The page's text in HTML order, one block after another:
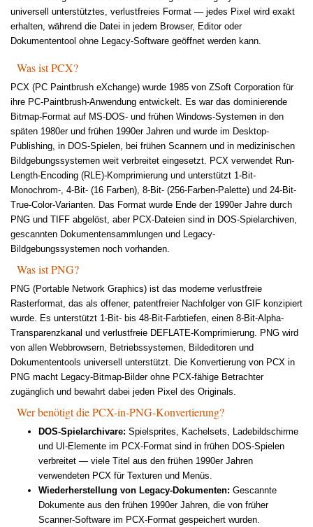
universell unterstütztes, verlustfreies Format — jedes Pixel wird exakt
erhalten, während die Datei in jedem Browser, Editor oder
Dokumententool ohne Legacy-Software geöffnet werden kann.
Was ist PCX?
PCX (PC Paintbrush eXchange) wurde 1985 von ZSoft Corporation für
ihre PC-Paintbrush-Anwendung entwickelt. Es war das dominierende
Bitmap-Format auf MS-DOS- und frühen Windows-Systemen in den
späten 1980er und frühen 1990er Jahren und wurde im Desktop-
Publishing, in DOS-Spielen, bei frühen Scannern und in medizinischen
Bildgebungssystemen weit verbreitet eingesetzt. PCX verwendet Run-
Length-Encoding (RLE)-Komprimierung und unterstützt 1-Bit-
Monochrom-, 4-Bit- (16 Farben), 8-Bit- (256-Farben-Palette) und 24-Bit-
True-Color-Varianten. Das Format wurde Ende der 1990er Jahre durch
PNG und TIFF abgelöst, aber PCX-Dateien sind in DOS-Spielarchiven,
gescannten Dokumentensammlungen und Legacy-
Bildgebungssystemen noch vorhanden.
Was ist PNG?
PNG (Portable Network Graphics) ist das moderne verlustfreie
Rasterformat, das als offener, patentfreier Nachfolger von GIF konzipiert
wurde. Es unterstützt 1-Bit- bis 48-Bit-Farbtiefen, einen 8-Bit-Alpha-
Transparenzkanal und verlustfreie DEFLATE-Komprimierung. PNG wird
von allen Webbrowsern, Betriebssystemen, Bildeditoren und
Dokumententools universell unterstützt. Die Konvertierung von PCX in
PNG macht Legacy-Bitmap-Bilder ohne PCX-fähige Betrachter
zugänglich und bewahrt dabei jeden Pixel des Originals.
Wer benötigt die PCX-in-PNG-Konvertierung?
DOS-Spielarchivare: Spielsprites, Kachelsets, Ladebildschirme
und UI-Elemente im PCX-Format sind in frühen DOS-Spielen
verbreitet — viele Titel aus den frühen 1990er Jahren
verwendeten PCX für Texturen und Menüs.
Wiederherstellung von Legacy-Dokumenten: Gescannte
Dokumente aus den frühen 1990er Jahren, die von früher
Scanner-Software im PCX-Format gespeichert wurden.